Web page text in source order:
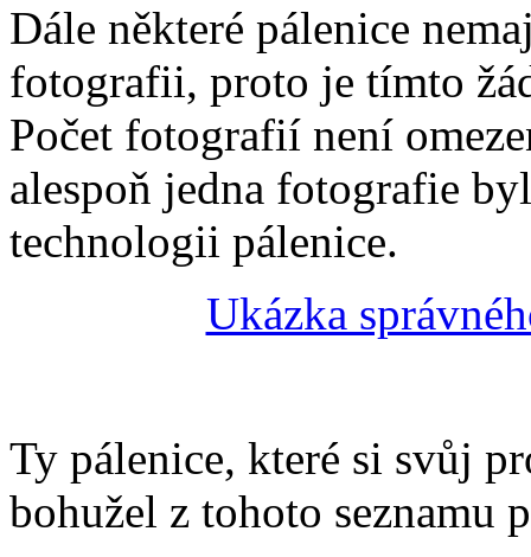
Dále některé pálenice
fotografii, proto je tímto
Počet fotografií není
alespoň jedna fotografie
technologii pálenice.
Ukázka
Ty pálenice, které si svůj
bohužel z tohoto seznamu